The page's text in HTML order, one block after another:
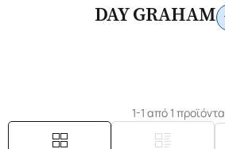
DAY GRAHAM
1-1 από 1 προϊόντα